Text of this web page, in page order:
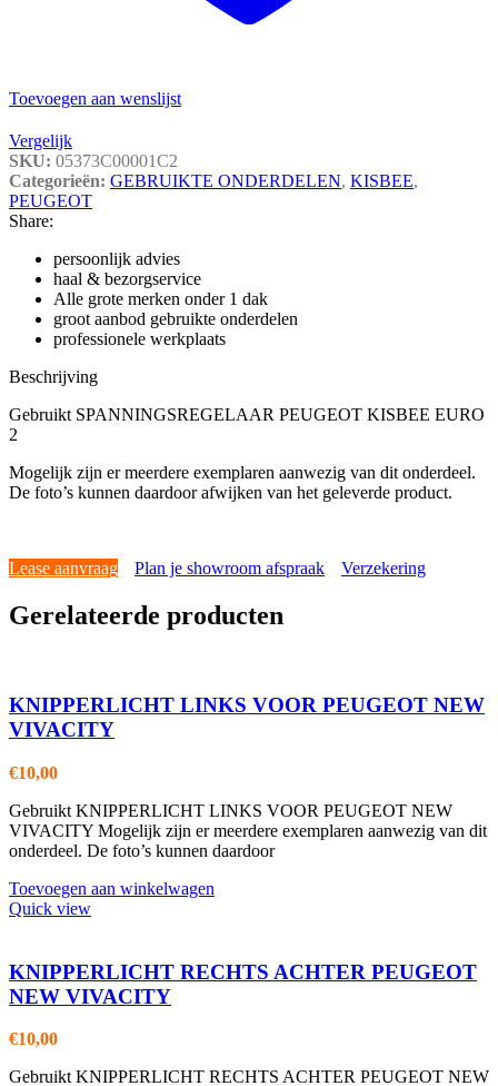
Toevoegen aan wenslijst
Vergelijk
SKU: 05373C00001C2
Categorieën: GEBRUIKTE ONDERDELEN, KISBEE,
PEUGEOT
Share:
persoonlijk advies
haal & bezorgservice
Alle grote merken onder 1 dak
groot aanbod gebruikte onderdelen
professionele werkplaats
Beschrijving
Gebruikt SPANNINGSREGELAAR PEUGEOT KISBEE EURO
2
Mogelijk zijn er meerdere exemplaren aanwezig van dit onderdeel.
De foto’s kunnen daardoor afwijken van het geleverde product.
Lease aanvraag Plan je showroom afspraak Verzekering
Gerelateerde producten
KNIPPERLICHT LINKS VOOR PEUGEOT NEW
VIVACITY
€10,00
Gebruikt KNIPPERLICHT LINKS VOOR PEUGEOT NEW
VIVACITY Mogelijk zijn er meerdere exemplaren aanwezig van dit
onderdeel. De foto’s kunnen daardoor
Toevoegen aan winkelwagen
Quick view
KNIPPERLICHT RECHTS ACHTER PEUGEOT
NEW VIVACITY
€10,00
Gebruikt KNIPPERLICHT RECHTS ACHTER PEUGEOT NEW